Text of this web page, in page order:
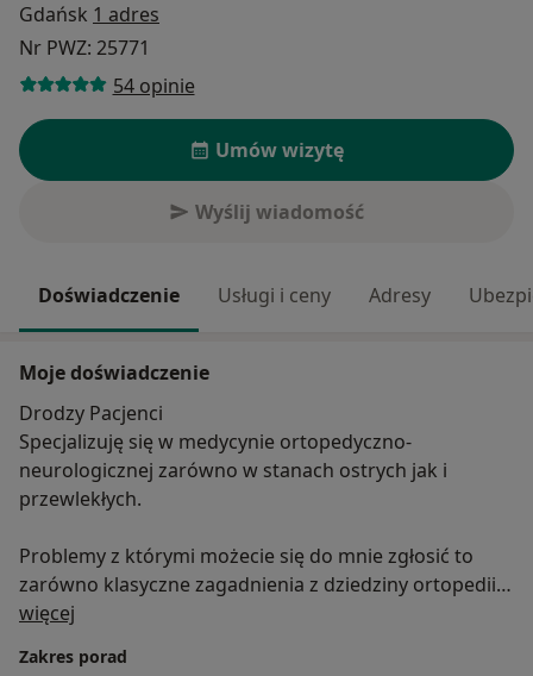
Gdańsk 1 adres
Nr PWZ: 25771
54 opinie
Umów wizytę
Wyślij wiadomość
Doświadczenie Usługi i ceny Adresy
Moje doświadczenie
Drodzy Pacjenci
Specjalizuję się w medycynie ortopedyczno-
neurologicznej zarówno w stanach ostrych jak i
przewlekłych.
Problemy z którymi możecie się do mnie zgłosić to
zarówno klasyczne zagadnienia z dziedziny ortopedii
jak i te bardziej złożone często przewlekłe
więcej
Zakres porad